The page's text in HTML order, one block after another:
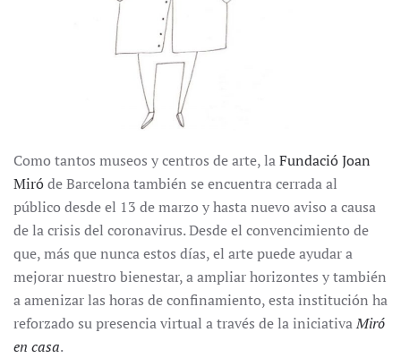
Como tantos museos y centros de arte, laFundació Joan
Miróde Barcelona también se encuentra cerrada al
público desde el 13 de marzo y hasta nuevo aviso a causa
de la crisis del coronavirus. Desde el convencimiento de
que, más que nunca estos días, el arte puede ayudar a
mejorar nuestro bienestar, a ampliar horizontes y también
a amenizar las horas de confinamiento, esta institución ha
reforzado su presencia virtual a través de la iniciativaMiró
en casa.